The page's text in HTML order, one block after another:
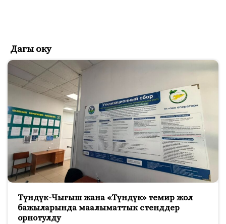
Дагы оку
Түндүк-Чыгыш жана «Түндүк» темир жол
бажыларында маалыматтык стенддер
орнотулду